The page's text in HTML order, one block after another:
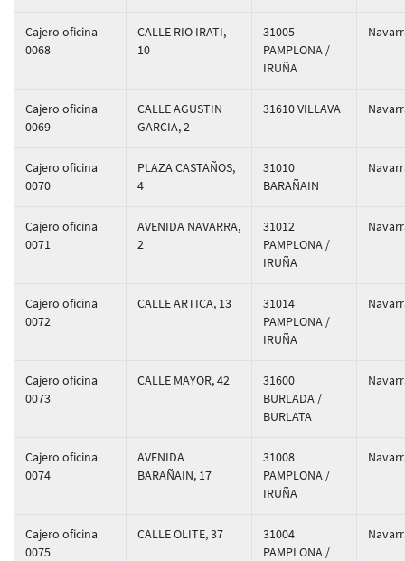
Cajero oficina
0068
CALLE RIO IRATI,
10
31005
PAMPLONA /
IRUÑA
Cajero oficina
0069
CALLE AGUSTIN
GARCIA, 2
31610 VILLAVA
Cajero oficina
0070
PLAZA CASTAÑOS,
4
31010
BARAÑAIN
Cajero oficina
0071
AVENIDA NAVARRA,
2
31012
PAMPLONA /
IRUÑA
Cajero oficina
0072
CALLE ARTICA, 13
31014
PAMPLONA /
IRUÑA
Cajero oficina
0073
CALLE MAYOR, 42
31600
BURLADA /
BURLATA
Cajero oficina
0074
AVENIDA
BARAÑAIN, 17
31008
PAMPLONA /
IRUÑA
Cajero oficina
0075
CALLE OLITE, 37
31004
PAMPLONA /